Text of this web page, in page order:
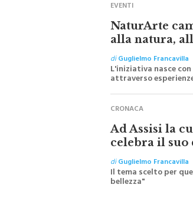
NaturArte
alla natura,
diGuglielmo Francavilla
L'iniziativa nasce
attraverso
CRONACA
Ad Assisi la
celebra il suo
diGuglielmo Francavilla
Il tema scelto per
bellezza"